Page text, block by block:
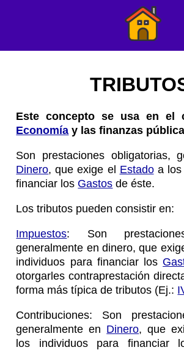
Este concepto se usa en el
Economía y las finanzas
Son prestaciones obligatorias,
Dinero, que exige el Estadoa los
financiar los Gastos de éste.
Los tributos pueden consistir en:
Impuestos: Son
generalmente en dinero, que
individuos para financiar los
otorgarles contraprestación
forma más típica de tributos (Ej.:
Contribuciones: Son
generalmente en Dinero, que
los individuos para financiar